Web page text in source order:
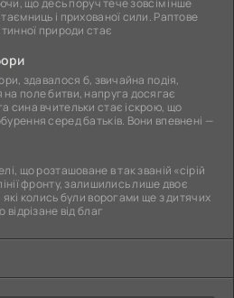
і прихованої сили. Раптове
природи стає
здавалося б, звичайна подія,
поле битви, напруга досягає
сина вчительки стає іскрою, що
серед батьків. Вони впевнені —
що розташоване в так званій «сірій
фронту, залишились лише двоє
колись були ворогами ще з дитячих
від благ